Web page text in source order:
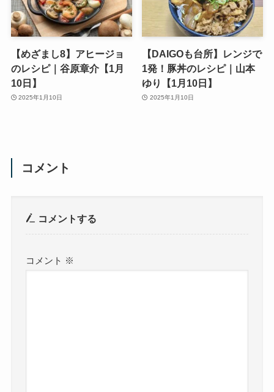
【めざまし8】アヒージョ
のレシピ｜谷原章介【1月
10日】
2025年1月10日
【DAIGOも台所】レンジで
1発！豚丼のレシピ｜山本
ゆり【1月10日】
2025年1月10日
コメント
コメントする
コメント ※